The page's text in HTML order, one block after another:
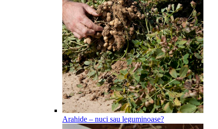
Arahide – nuci sau leguminoase?